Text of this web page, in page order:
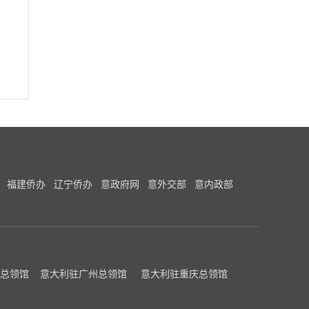
福建侨办 辽宁侨办 意政府网 意外交部
意内政部
领馆 意大利驻广州总领馆 意大利驻重庆总领馆